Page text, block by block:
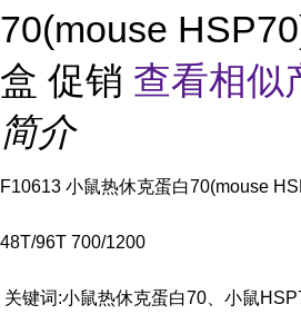
70(mouse
盒 促销 查看相似
简介
F10613 小鼠热休克蛋白70(mouse
48T/96T 700/1200
关键词:小鼠热休克蛋白70、小鼠